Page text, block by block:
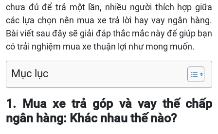
chưa đủ để trả một lần, nhiều người thích hợp giữa
các lựa chọn nên mua xe trả lời hay vay ngân hàng.
Bài viết sau đây sẽ giải đáp thắc mắc này để giúp bạn
có trải nghiệm mua xe thuận lợi như mong muốn.
Mục lục
1. Mua xe trả góp và vay thế chấp
ngân hàng: Khác nhau thế nào?